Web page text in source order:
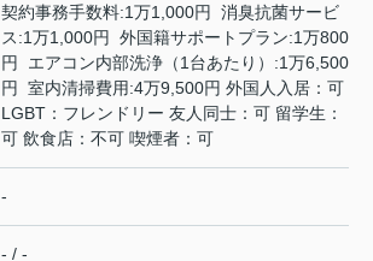
契約事務手数料:1万1,000円 消臭抗菌サービ
ス:1万1,000円 外国籍サポートプラン:1万800
円 エアコン内部洗浄（1台あたり）:1万6,500
円 室内清掃費用:4万9,500円 外国人入居：可
LGBT：フレンドリー 友人同士：可 留学生：
可 飲食店：不可 喫煙者：可
-
- / -